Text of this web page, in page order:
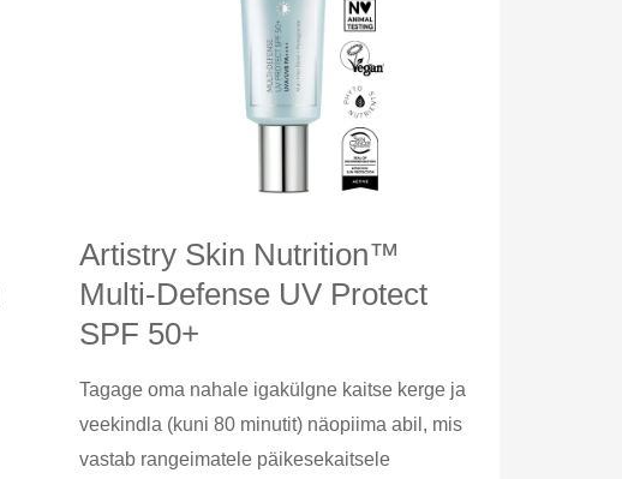
Artistry Skin Nutrition™
Multi-Defense UV Protect
SPF 50+
Tagage oma nahale igakülgne kaitse kerge ja
veekindla (kuni 80 minutit) näopiima abil, mis
vastab rangeimatele päikesekaitsele